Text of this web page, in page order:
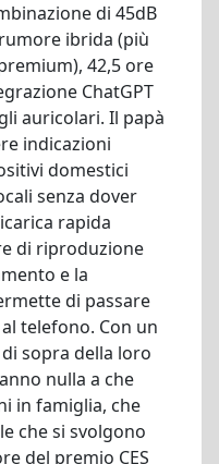
di 45dB
ibrida (più
42,5 ore
ChatGPT
auricolari. Il papà
indicazioni
domestici
senza dover
rapida
di riproduzione
e la
di passare
telefono. Con un
sopra della loro
nulla a che
in famiglia, che
che si svolgono
del premio CES